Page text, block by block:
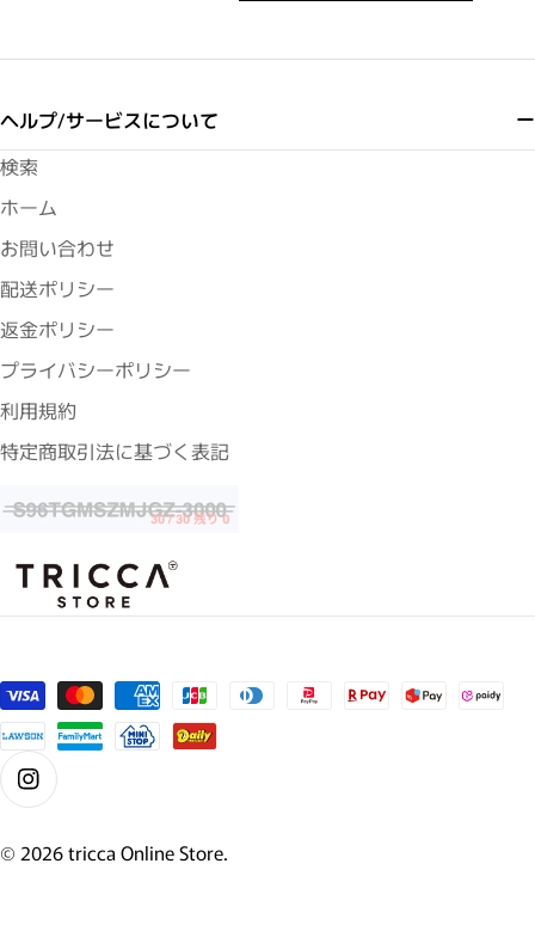
ヘルプ/サービスについて
検索
ホーム
お問い合わせ
配送ポリシー
返金ポリシー
プライバシーポリシー
利用規約
特定商取引法に基づく表記
支払い方法
Instagram
© 2026tricca Online Store.